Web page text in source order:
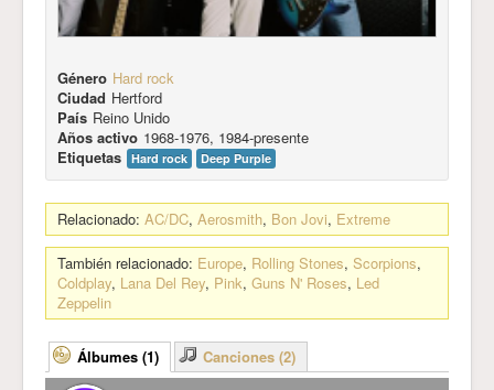
Género Hard rock
Ciudad Hertford
País Reino Unido
Años activo 1968-1976, 1984-presente
Etiquetas Hard rock Deep Purple
Relacionado: AC/DC, Aerosmith, Bon Jovi, Extreme
También relacionado: Europe, Rolling Stones, Scorpions,
Coldplay, Lana Del Rey, Pink, Guns N' Roses, Led
Zeppelin
Álbumes (1) Canciones (2)